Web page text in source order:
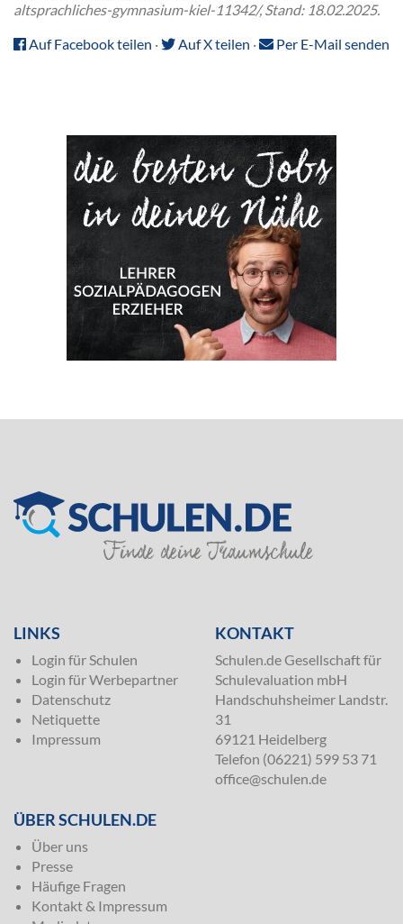
altsprachliches-gymnasium-kiel-11342/, Stand: 18.02.2025.
Auf Facebook teilen · Auf X teilen · Per E-Mail senden
LINKS
Login für Schulen
Login für Werbepartner
Datenschutz
Netiquette
Impressum
KONTAKT
Schulen.de Gesellschaft für
Schulevaluation mbH
Handschuhsheimer Landstr.
31
69121 Heidelberg
Telefon (06221) 599 53 71
office@schulen.de
ÜBER SCHULEN.DE
Über uns
Presse
Häufige Fragen
Kontakt & Impressum